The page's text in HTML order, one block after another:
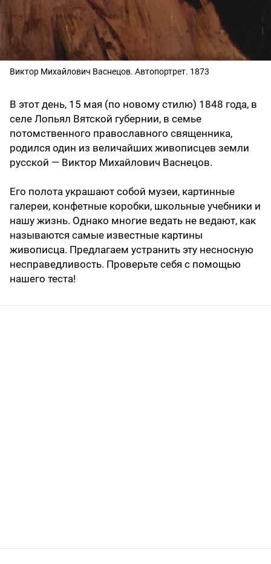
Виктор Михайлович Васнецов. Автопортрет. 1873
В этот день, 15 мая (по новому стилю) 1848 года, в
селе Лопьял Вятской губернии, в семье
потомственного православного священника,
родился один из величайших живописцев земли
русской — Виктор Михайлович Васнецов.
Его полота украшают собой музеи, картинные
галереи, конфетные коробки, школьные учебники и
нашу жизнь. Однако многие ведать не ведают, как
называются самые известные картины
живописца. Предлагаем устранить эту несносную
несправедливость. Проверьте себя с помощью
нашего теста!